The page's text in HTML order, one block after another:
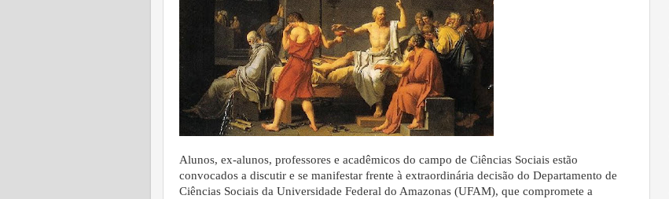
Alunos, ex-alunos, professores e acadêmicos do campo de Ciências Sociais estão
convocados a discutir e se manifestar frente à extraordinária decisão do Departamento de
Ciências Sociais da Universidade Federal do Amazonas (UFAM), que compromete a